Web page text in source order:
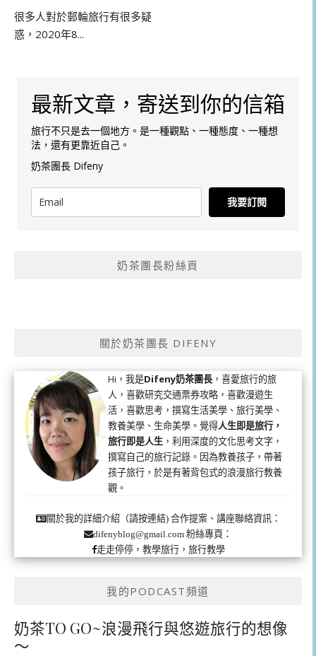
很多人對於郵輪旅行有很多疑
惑，2020年8...
最新文章，寄送到你的信箱
旅行不只是去一個地方。是一種觀點、一種態度、一種想
法，還有更靠近自己。
奶茶團長 Difeny
我要訂閱
奶茶團長粉絲頁
關於奶茶團長 DIFENY
Hi，我是Difeny奶茶團長 ，喜愛旅行的旅
人，喜歡研究交通票券攻略，喜歡漫遊生
活，喜歡思考，撰寫生活美學、旅行美學、
教養美學、生命美學。覺得人生即是旅行，
旅行即是人生 ，利用深度的文化思考文字，
撰寫自己的旅行記錄。因為教養孩子，帶著
孩子旅行，於是有著背包式的浪漫旅行教養
觀。
關於我的詳細介紹（請按連結)合作提案、講座聯絡資訊：
difenyblog@gmail.com 粉絲專頁：
走走停停，教學旅行，旅行教學
我的PODCAST頻道
奶茶TO GO~浪漫飛行與悠遊旅行的想像
～